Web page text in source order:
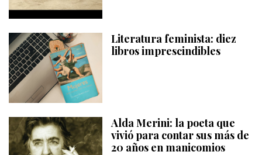
Literatura feminista: diez
libros imprescindibles
Alda Merini: la poeta que
vivió para contar sus más de
20 años en manicomios